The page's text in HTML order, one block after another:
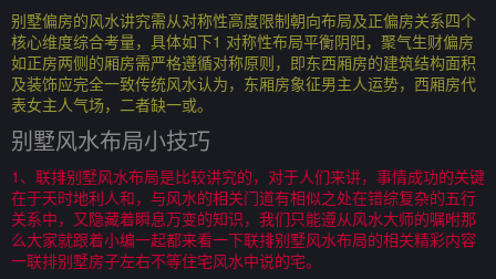
别墅偏房的风水讲究需从对称性高度限制朝向布局及正偏房关系四个
核心维度综合考量，具体如下1 对称性布局平衡阴阳，聚气生财偏房
如正房两侧的厢房需严格遵循对称原则，即东西厢房的建筑结构面积
及装饰应完全一致传统风水认为，东厢房象征男主人运势，西厢房代
表女主人气场，二者缺一或。
别墅风水布局小技巧
1、联排别墅风水布局是比较讲究的，对于人们来讲，事情成功的关键
在于天时地利人和，与风水的相关门道有相似之处在错综复杂的五行
关系中，又隐藏着瞬息万变的知识，我们只能遵从风水大师的嘱咐那
么大家就跟着小编一起都来看一下联排别墅风水布局的相关精彩内容
一联排别墅房子左右不等住宅风水中说的宅。